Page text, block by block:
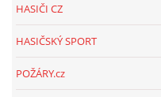
HASIČI CZ
HASIČSKÝ SPORT
POŽÁRY.cz